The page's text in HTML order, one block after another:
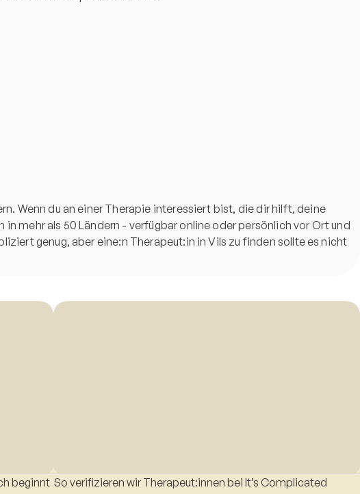
Wenn du an einer Therapie interessiert bist, die dir hilft, deine
mehr als 50 Ländern - verfügbar online oder persönlich vor Ort und
genug, aber eine:n Therapeut:in in Vils zu finden sollte es nicht
beginnt So verifizieren wir Therapeut:innen bei It’s Complicated